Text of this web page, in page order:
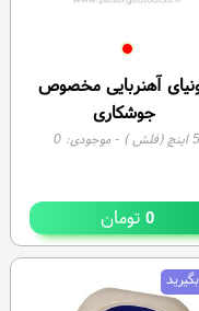
آهنربایی مخصوص
جوشکاری
5 اینچ (فلش ) - موجودی: 0
0 تومان